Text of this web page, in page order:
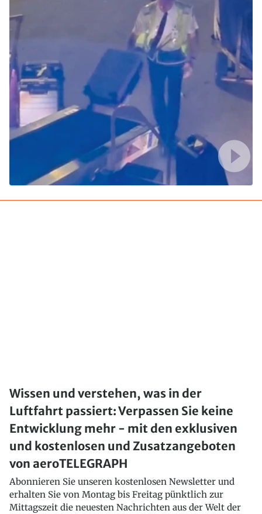
Wissen und verstehen, was in der
Luftfahrt passiert: Verpassen Sie keine
Entwicklung mehr - mit den exklusiven
und kostenlosen und Zusatzangeboten
von aeroTELEGRAPH
Abonnieren Sie unseren kostenlosen Newsletter und
erhalten Sie von Montag bis Freitag pünktlich zur
Mittagszeit die neuesten Nachrichten aus der Welt der